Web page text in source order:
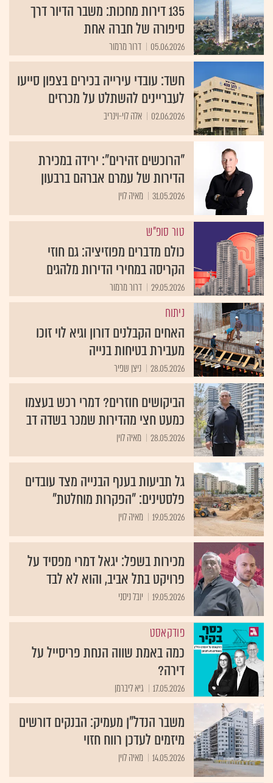
135 דירות מחכות: משבר הדיור דרך
סיפורה של חברה אחת
05.06.2026 דרור מרמור
חשד: עובדי עירייה בכירים בצפון סייעו
לעבריינים להשתלט על מכרזים
02.06.2026 אלה לוי-וינריב
"הרוכשים זהירים": ירידה במכירת
הדירות של עמרם אברהם ברבעון
31.05.2026 מאיה לוין
טור סופ"ש
כולם מדברים מפוזיציה: גם חוזי
הקריסה במחירי הדירות מלהגים
29.05.2026 דרור מרמור
ניתוח
האחים הקבלנים דורון וגיא לוי זוכו
מעבירת בטיחות בנייה
28.05.2026 ניצן שפיר
הביקושים חוזרים? דמרי רכש בעצמו
כמעט חצי מהדירות שמכר בשדה דב
28.05.2026 מאיה לוין
גל תביעות בענף הבנייה מצד עובדים
פלסטינים: "הפקרות מוחלטת"
19.05.2026 מאיה לוין
מכירות בשפל: יגאל דמרי מפסיד על
פרויקט בתל אביב, והוא לא לבד
19.05.2026 יובל ניסני
פודקאסט
כמה באמת שווה הנחת פריסייל על
דירה?
17.05.2026 גיא ליברמן
משבר הנדל"ן מעמיק: הבנקים דורשים
מיזמים לעדכן רווח חזוי
14.05.2026 מאיה לוין